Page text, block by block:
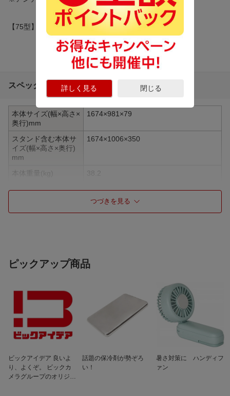
詳しく見る 閉じる
【75型】【75インチ】
スペック詳細
本体サイズ(幅×高さ×
奥行)mm
1674×981×79
スタンド含む本体サ
イズ(幅×高さ×奥行)
mm
1674×1006×350
本体重量(kg)
38.2
スタンド含む重量(k
47
画面サイズ
75V型
（タイムシフトマシン専用×2 / 通常録画
Bluetooth対応
有線・無線
4K対応
miniLEDバックライ
miniLEDバックライト対応
BS 8Kチューナー
0
BS 4K・110度CS 4K
つづきを見る
ピックアップ商品
ビックアイデア 良いよ
り、よくぞ。 ビックカ
メラグループのオリジナ
話題の保冷剤が勢ぞろ
い！
暑さ対策に ハンディフ
ァン